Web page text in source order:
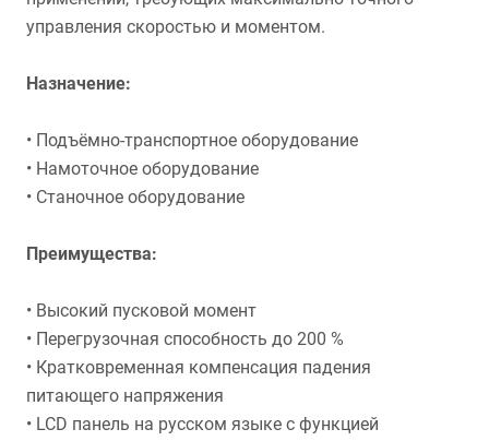
управления скоростью и моментом.
Назначение:
• Подъёмно-транспортное оборудование
• Намоточное оборудование
• Станочное оборудование
Преимущества:
• Высокий пусковой момент
• Перегрузочная способность до 200 %
• Кратковременная компенсация падения
питающего напряжения
• LCD панель на русском языке с функцией